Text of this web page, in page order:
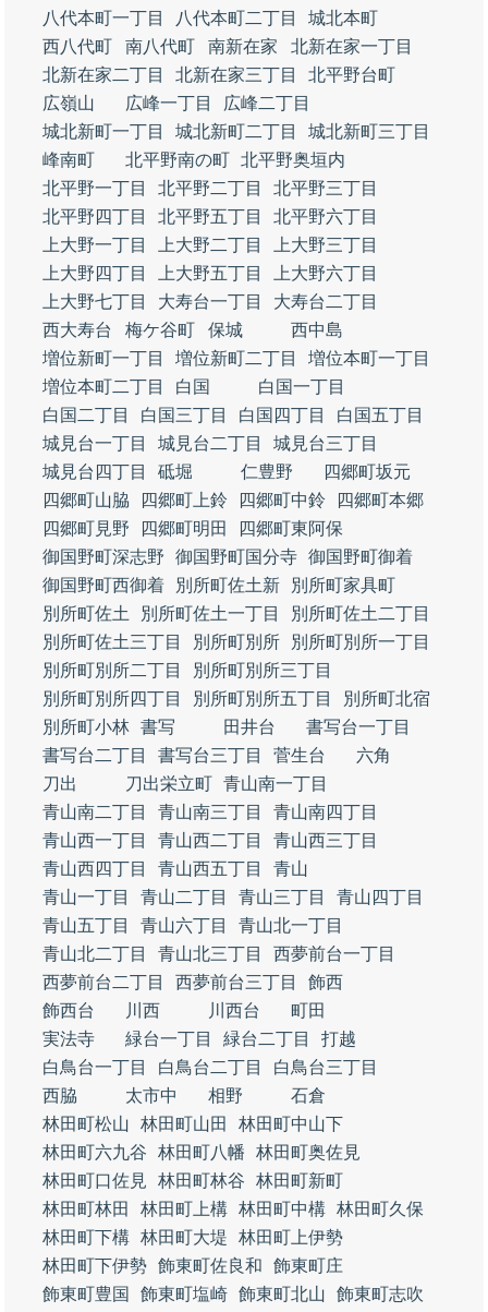
八代本町一丁目
八代本町二丁目
城北本町
西八代町
南八代町 南新在家
北新在家一丁目
北新在家二丁目
北新在家三丁目
北平野台町
広嶺山
広峰一丁目
広峰二丁目
城北新町一丁目
城北新町二丁目
城北新町三丁目
峰南町
北平野南の町 北平野奥垣内
北平野一丁目
北平野二丁目
北平野三丁目
北平野四丁目
北平野五丁目
北平野六丁目
上大野一丁目
上大野二丁目
上大野三丁目
上大野四丁目
上大野五丁目
上大野六丁目
上大野七丁目
大寿台一丁目
大寿台二丁目
西大寿台
梅ケ谷町 保城
西中島
増位新町一丁目
増位新町二丁目
増位本町一丁目
増位本町二丁目
白国
白国一丁目
白国二丁目
白国三丁目 白国四丁目
白国五丁目
城見台一丁目
城見台二丁目
城見台三丁目
城見台四丁目
砥堀 仁豊野
四郷町坂元
四郷町山脇
四郷町上鈴 四郷町中鈴
四郷町本郷
四郷町見野
四郷町明田
四郷町東阿保
御国野町深志野
御国野町国分寺 御国野町御着
御国野町西御着
別所町佐土新
別所町家具町
別所町佐土
別所町佐土一丁目
別所町佐土二丁目
別所町佐土三丁目
別所町別所
別所町別所一丁目
別所町別所二丁目
別所町別所三丁目
別所町別所四丁目
別所町別所五丁目
別所町北宿
別所町小林 書写 田井台
書写台一丁目
書写台二丁目
書写台三丁目 菅生台
六角
刀出
刀出栄立町 青山南一丁目
青山南二丁目
青山南三丁目
青山南四丁目
青山西一丁目
青山西二丁目
青山西三丁目
青山西四丁目
青山西五丁目
青山
青山一丁目
青山二丁目 青山三丁目
青山四丁目
青山五丁目
青山六丁目
青山北一丁目
青山北二丁目
青山北三丁目
西夢前台一丁目
西夢前台二丁目
西夢前台三丁目
飾西
飾西台
川西 川西台
町田
実法寺
緑台一丁目 緑台二丁目
打越
白鳥台一丁目
白鳥台二丁目
白鳥台三丁目
西脇
太市中 相野
石倉
林田町松山
林田町山田
林田町中山下
林田町六九谷
林田町八幡
林田町奥佐見
林田町口佐見
林田町林谷
林田町新町
林田町林田
林田町上構 林田町中構 林田町久保
林田町下構 林田町大堤
林田町上伊勢
林田町下伊勢 飾東町佐良和
飾東町庄
飾東町豊国
飾東町塩崎 飾東町北山 飾東町志吹